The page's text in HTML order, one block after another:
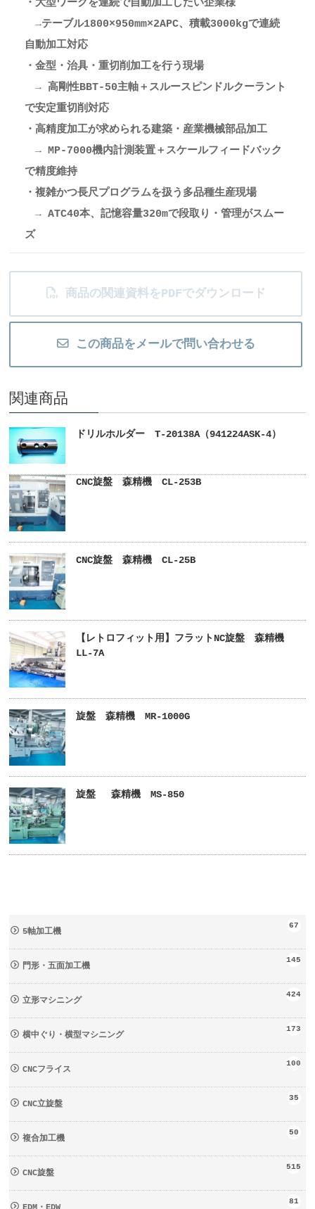
・大型ワークを連続で自動加工したい企業様
→テーブル1800×950mm×2APC、積載3000kgで連続
自動加工対応
・金型・治具・重切削加工を行う現場
→ 高剛性BBT-50主軸＋スルースピンドルクーラント
で安定重切削対応
・高精度加工が求められる建築・産業機械部品加工
→ MP-7000機内計測装置＋スケールフィードバック
で精度維持
・複雑かつ長尺プログラムを扱う多品種生産現場
→ ATC40本、記憶容量320mで段取り・管理がスムー
ズ
商品の関連資料をPDFでダウンロード
この商品をメールで問い合わせる
関連商品
ドリルホルダー T-20138A（941224ASK-4）
CNC旋盤 森精機 CL-253B
CNC旋盤 森精機 CL-25B
【レトロフィット用】フラットNC旋盤 森精機
LL-7A
旋盤 森精機 MR-1000G
旋盤 森精機 MS-850
5軸加工機
67
門形・五面加工機
145
立形マシニング
424
横中ぐり・横型マシニング
173
CNCフライス
100
CNC立旋盤
35
複合加工機
50
CNC旋盤
515
81